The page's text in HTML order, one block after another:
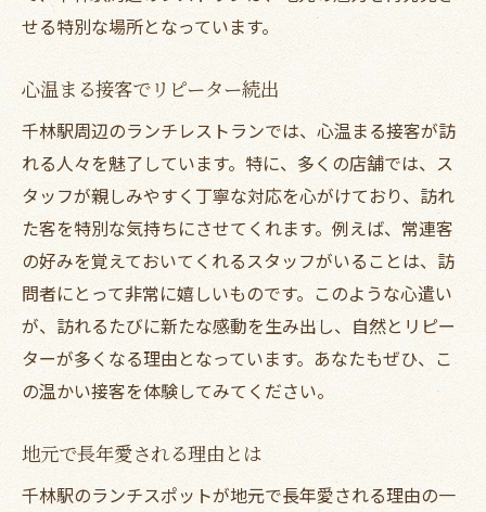
特別なランチ体験ができる旭区の隠れ家的レス
予約必須の人気ランチコース
サプライズにもぴったりなシークレットメ
ニュー
シェフと直接対話できるカウンター席の魅
力
食通も唸る独創的な料理の数々
プライベートな空間での贅沢ランチ
訪れる度に新しい発見があるお店
せる特別な場所となっています。
心温まる接客でリピーター続出
千林駅周辺のランチレストランでは、心温まる接客が訪
れる人々を魅了しています。特に、多くの店舗では、ス
タッフが親しみやすく丁寧な対応を心がけており、訪れ
た客を特別な気持ちにさせてくれます。例えば、常連客
の好みを覚えておいてくれるスタッフがいることは、訪
問者にとって非常に嬉しいものです。このような心遣い
が、訪れるたびに新たな感動を生み出し、自然とリピー
ターが多くなる理由となっています。あなたもぜひ、こ
の温かい接客を体験してみてください。
地元で長年愛される理由とは
千林駅のランチスポットが地元で長年愛される理由の一